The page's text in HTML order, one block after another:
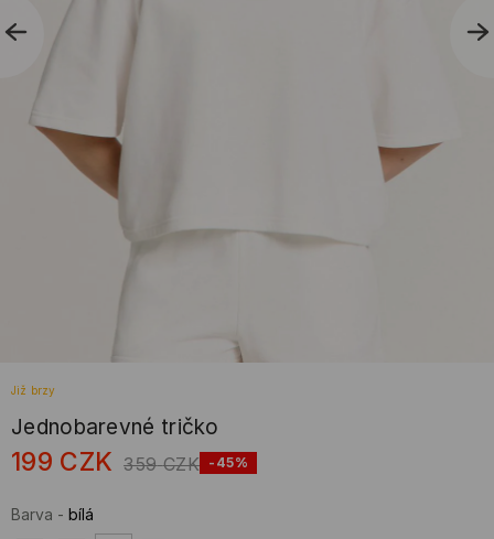
Již brzy
Jednobarevné tričko
199 CZK 359 CZK -45%
Barva - bílá